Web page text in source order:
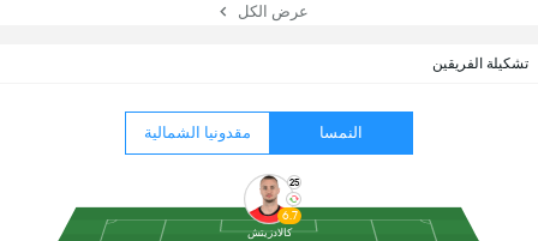
تشكيلة الفريقين
النمسا مقدونيا الشمالية
25
6.7
كالادزيتش
عرض الكل